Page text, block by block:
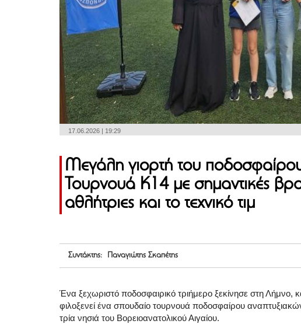
17.06.2026 | 19:29
Μεγάλη γιορτή του
Τουρνουά Κ14 με σημαντικές
αθλήτριες και το τεχνικό τιμ
Συντάκτης: Παναγιώτης Σκαπέτης
Ένα ξεχωριστό ποδοσφαιρικό τριήμερο ξεκίνησε στη Λήμνο,
φιλοξενεί ένα σπουδαίο τουρνουά ποδοσφαίρου
τρία νησιά του Βορειοανατολικού Αιγαίου.